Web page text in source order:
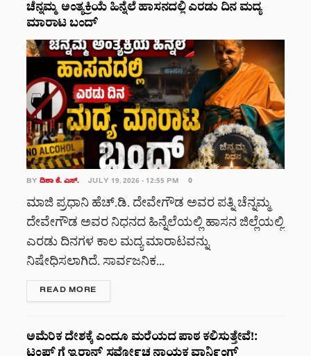
ಚೆನ್ನಮ್ಮ ಅಂತ್ಯಕ್ರಿಯೆ ಹಿನ್ನೆಲೆ ಹಾಸನದಲ್ಲಿ ಎರಡು ದಿನ ಮದ್ಯ
ಮಾರಾಟ ಬಂದ್
BY ದಿಶಾ ಕೆ. ಎಸ್. JULY 19, 2026 - 12:55 PM 0
ಮಾಜಿ ಪ್ರಧಾನಿ ಹೆಚ್.ಡಿ. ದೇವೇಗೌಡ ಅವರ ಪತ್ನಿ ಚೆನ್ನಮ್ಮ
ದೇವೇಗೌಡ ಅವರ ನಿಧನದ ಹಿನ್ನೆಲೆಯಲ್ಲಿ ಹಾಸನ ಜಿಲ್ಲೆಯಲ್ಲಿ
ಎರಡು ದಿನಗಳ ಕಾಲ ಮದ್ಯ ಮಾರಾಟವನ್ನು
ನಿಷೇಧಿಸಲಾಗಿದೆ. ಸಾರ್ವಜನಿಕ...
READ MORE
ಅಮೆರಿಕ ದೇಶಕ್ಕೆ ಎಂದೂ ಮರೆಯದ ಪಾಠ ಕಲಿಸುತ್ತೇವೆ!: